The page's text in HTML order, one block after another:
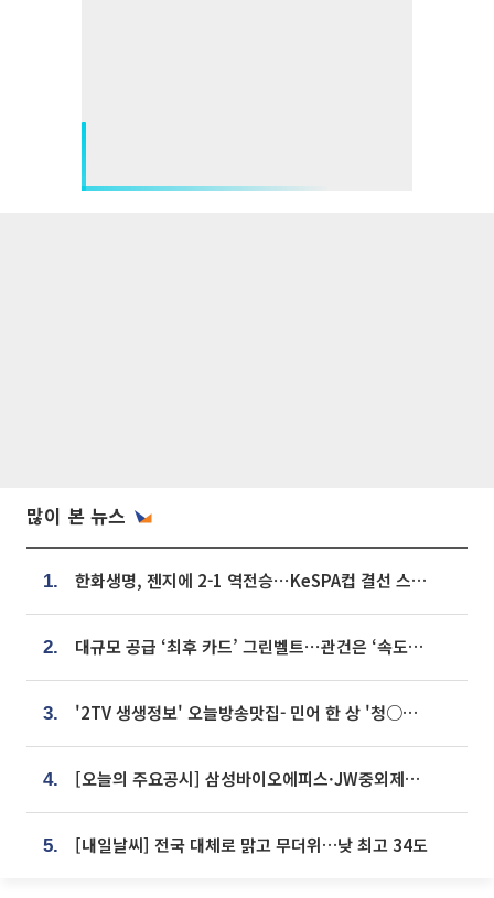
많이 본 뉴스
1. 한화생명, 젠지에 2-1 역전승⋯KeSPA컵 결선 스테이지 2 직행
2. 대규모 공급 ‘최후 카드’ 그린벨트⋯관건은 ‘속도’ [주택공급 승부수의 조건]
3. '2TV 생생정보' 오늘방송맛집- 민어 한 상 '청○○○' vs 전복 한 상 '명○'
4. [오늘의 주요공시] 삼성바이오에피스·JW중외제약·한미반도체·SK바이오사이언스 등
5. [내일날씨] 전국 대체로 맑고 무더위…낮 최고 34도